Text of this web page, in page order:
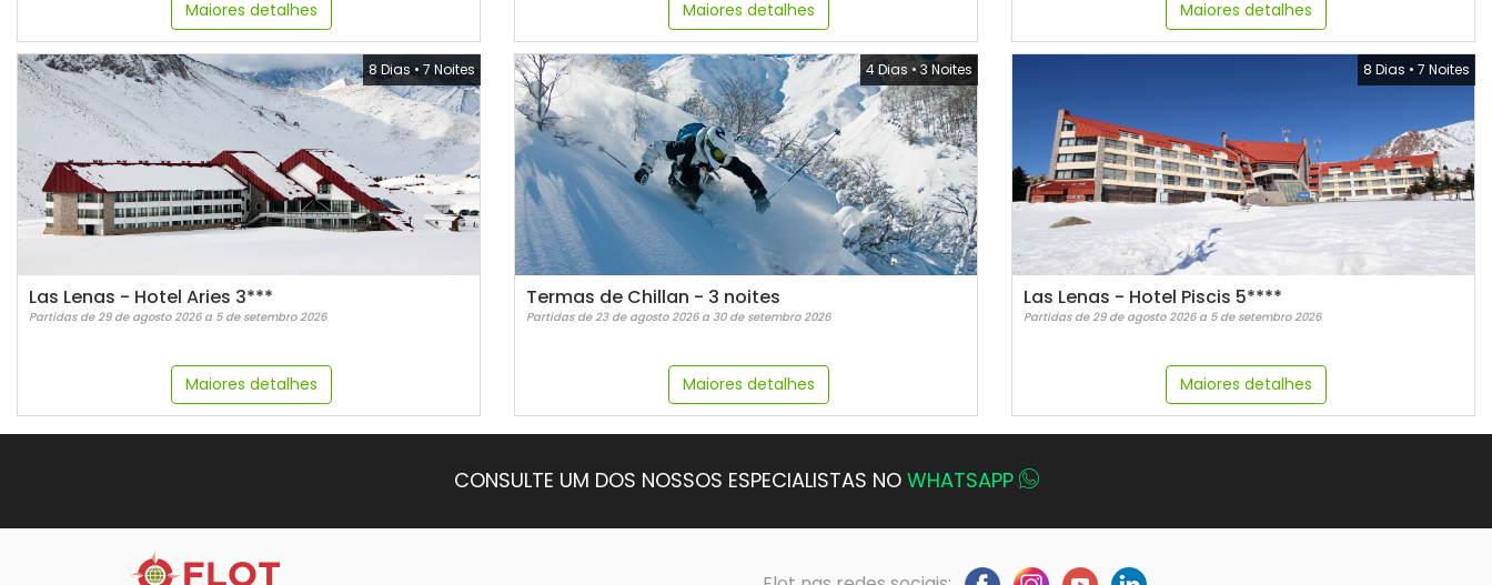
Maiores detalhes Maiores detalhes Maiores detalhes
8 Dias • 7 Noites
Las Lenas - Hotel Aries 3***
Partidas de 29 de agosto 2026 a 5 de setembro 2026
Maiores detalhes
4 Dias • 3 Noites
Termas de Chillan - 3 noites
Partidas de 23 de agosto 2026 a 30 de setembro 2026
Maiores detalhes
8 Dias • 7 Noites
Las Lenas - Hotel Piscis 5****
Partidas de 29 de agosto 2026 a 5 de setembro 2026
Maiores detalhes
CONSULTE UM DOS NOSSOS ESPECIALISTAS NO WHATSAPP